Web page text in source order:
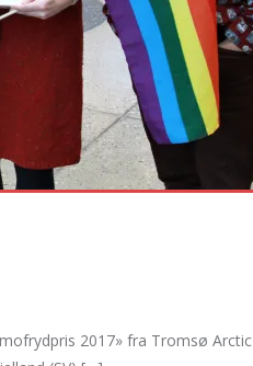
2017» fra Tromsø Arctic